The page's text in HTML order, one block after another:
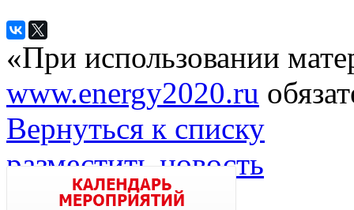
«При использовании
www.energy2020.ru
Вернуться к списку
разместить новость